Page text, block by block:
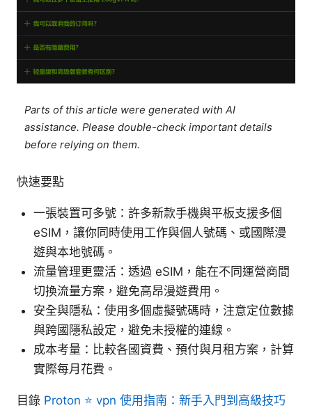
Parts of this article were generated with AI
assistance. Please double-check important details
before relying on them.
快速要點
一張裝置可多號：許多新款手機與平板支援多個
eSIM，讓你同時使用工作與個人號碼、或國際漫
遊與本地號碼。
流量管理更靈活：透過 eSIM，能在不同運營商間
切換流量方案，避免高昂漫遊費用。
安全與隱私：使用多個虛擬號碼時，注意定位數據
與跨國隱私設定，避免未授權的連線。
成本考量：比較各國資費、預付與月租方案，計算
實際每月花費。
目錄 Proton ⭐ vpn 使用指南：新手入門到高級技巧